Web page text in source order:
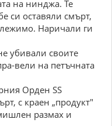
на нинджа. Те
си оставяли смърт,
Наричали ги
убивали своите
вели на петъчната
Орден SS
с краен „продукт"
размах и